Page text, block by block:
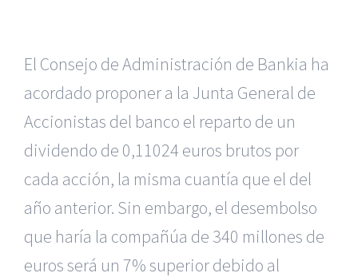
El Consejo de Administración de Bankia ha
acordado proponer a la Junta General de
Accionistas del banco el reparto de un
dividendo de 0,11024 euros brutos por
cada acción, la misma cuantía que el del
año anterior. Sin embargo, el desembolso
que haría la compañúa de 340 millones de
euros será un 7% superior debido al